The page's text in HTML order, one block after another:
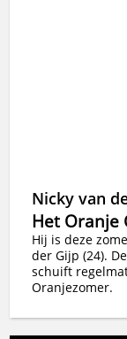
Nicky van
Het Oranje
Hij is deze
der Gijp (24).
schuift
Oranjezomer.